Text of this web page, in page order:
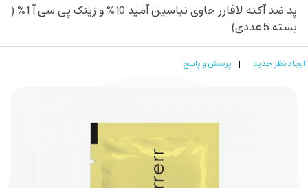
پد ضد آکنه لافارر حاوی نیاسین آمید 10% و زینک پی سی آ 1% (
بسته 5 عددی)
ایجاد نظر جدید | پرسش و پاسخ